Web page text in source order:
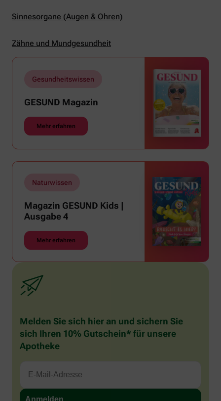
Sinnesorgane (Augen & Ohren)
Zähne und Mundgesundheit
Gesundheitswissen
GESUND Magazin
Mehr erfahren
Naturwissen
Magazin GESUND Kids |
Ausgabe 4
Mehr erfahren
Melden Sie sich hier an und sichern Sie
sich Ihren 10% Gutschein* für unsere
Apotheke